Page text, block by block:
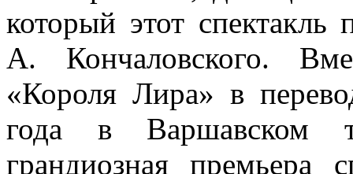
который этот спектакль
А. Кончаловского.
«Короля Лира» в
года в Варшавском
грандиозная премьера